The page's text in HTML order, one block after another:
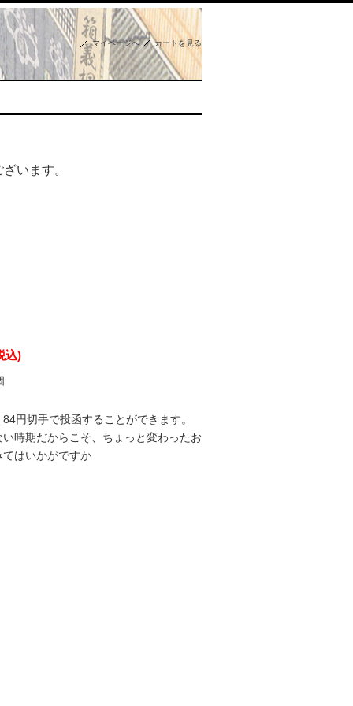
マイページへ カートを見る
います。
込)
円切手で投函することができます。
時期だからこそ、ちょっと変わったお
はいかがですか